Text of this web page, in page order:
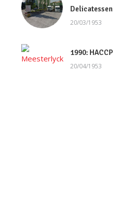
Delicatessen
20/03/1953
1990: HACCP
20/04/1953